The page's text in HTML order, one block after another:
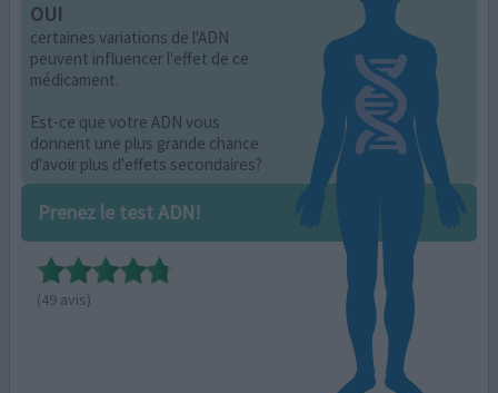
OUI
certaines variations de l'ADN
peuvent influencer l'effet de ce
médicament.
Est-ce que votre ADN vous
donnent une plus grande chance
d'avoir plus d'effets secondaires?
Prenez le test ADN!
(49 avis)